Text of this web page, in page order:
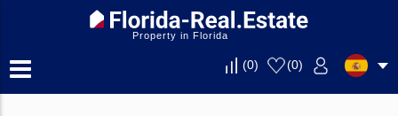
Property in Florida
(0) (0)